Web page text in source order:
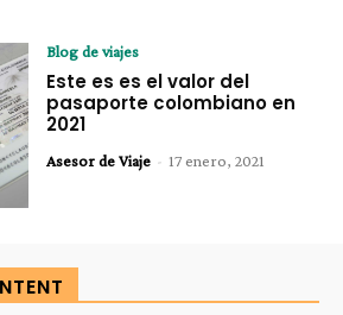
Blog de viajes
Este es es el valor del
pasaporte colombiano en
2021
Asesor de Viaje - 17 enero, 2021